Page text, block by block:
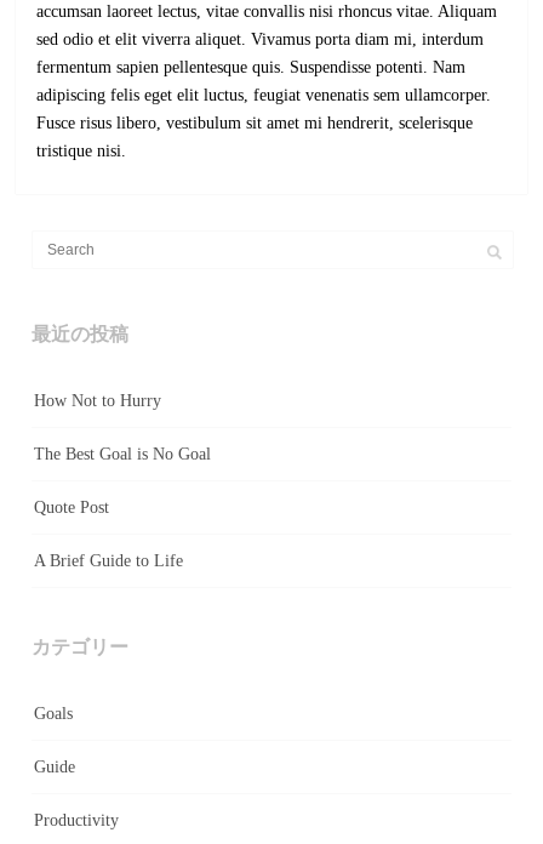
accumsan laoreet lectus, vitae convallis nisi rhoncus vitae. Aliquam
sed odio et elit viverra aliquet. Vivamus porta diam mi, interdum
fermentum sapien pellentesque quis. Suspendisse potenti. Nam
adipiscing felis eget elit luctus, feugiat venenatis sem ullamcorper.
Fusce risus libero, vestibulum sit amet mi hendrerit, scelerisque
tristique nisi.
最近の投稿
How Not to Hurry
The Best Goal is No Goal
Quote Post
A Brief Guide to Life
カテゴリー
Goals
Guide
Productivity